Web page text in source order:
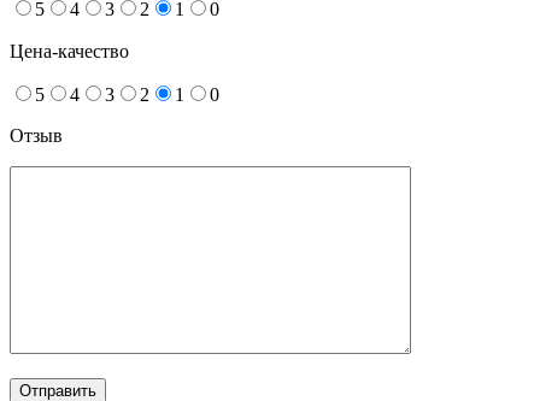
5 4 3 2 1 0
Цена-качество
5 4 3 2 1
0
Отзыв